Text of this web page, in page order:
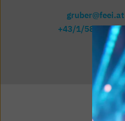
gruber@feei.at
+43/1/588 39-56